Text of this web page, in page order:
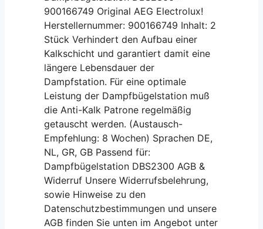
900166749 Original AEG Electrolux!
Herstellernummer: 900166749 Inhalt: 2
Stück Verhindert den Aufbau einer
Kalkschicht und garantiert damit eine
längere Lebensdauer der
Dampfstation. Für eine optimale
Leistung der Dampfbügelstation muß
die Anti-Kalk Patrone regelmäßig
getauscht werden. (Austausch-
Empfehlung: 8 Wochen) Sprachen DE,
NL, GR, GB Passend für:
Dampfbügelstation DBS2300 AGB &
Widerruf Unsere Widerrufsbelehrung,
sowie Hinweise zu den
Datenschutzbestimmungen und unsere
AGB finden Sie unten im Angebot unter